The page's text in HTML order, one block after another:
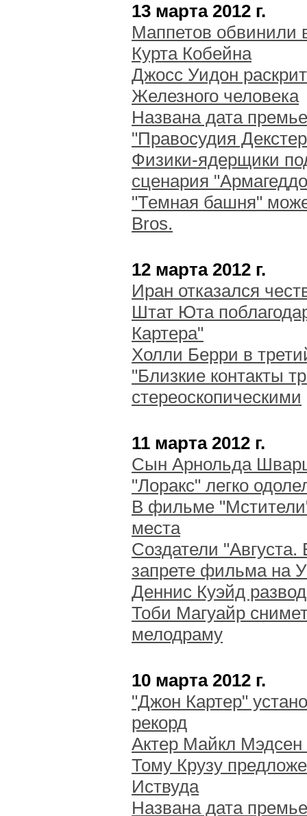
13 марта 2012 г.
Маппетов обвинили
Курта Кобейна
Джосс Уидон
Железного человека
Названа дата
"Правосудия
Физики-ядерщики
сценария
"Темная башня"
Bros.
12 марта 2012 г.
Иран отказался
Штат Юта
Картера"
Холли Берри в
"Близкие контакты
стереоскопическими
11 марта 2012 г.
Сын Арнольда
"Лоракс" легко
В фильме
места
Создатели
запрете фильма на
Деннис Куэйд
Тоби Магуайр
мелодраму
10 марта 2012 г.
"Джон Картер"
рекорд
Актер Майкл
Тому Крузу
Иствуда
Названа дата